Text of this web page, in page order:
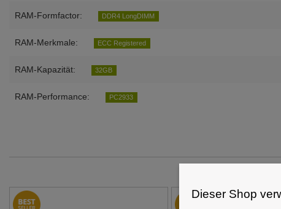
RAM-Formfactor: DDR4 LongDIMM
RAM-Merkmale: ECC Registered
RAM-Kapazität: 32GB
RAM-Performance: PC2933
Dieser Shop